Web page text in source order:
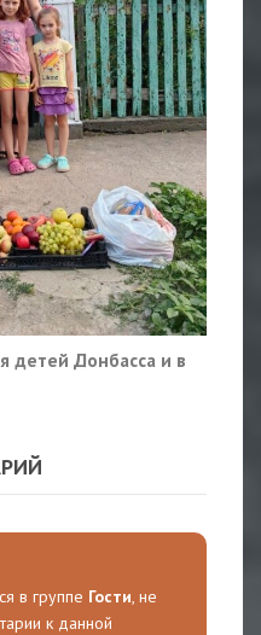
детей Донбасса и в
в группе Гости, не
к данной